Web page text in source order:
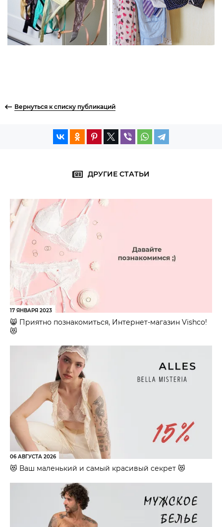
Вернуться к списку публикаций
ДРУГИЕ СТАТЬИ
17 ЯНВАРЯ 2023
😸 Приятно познакомиться, Интернет-магазин Vishco!
😻
06 АВГУСТА 2026
😻 Ваш маленький и самый красивый секрет 😻